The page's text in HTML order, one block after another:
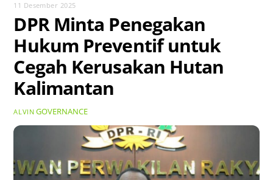
11 Desember 2025
DPR Minta Penegakan
Hukum Preventif untuk
Cegah Kerusakan Hutan
Kalimantan
ALVIN GOVERNANCE